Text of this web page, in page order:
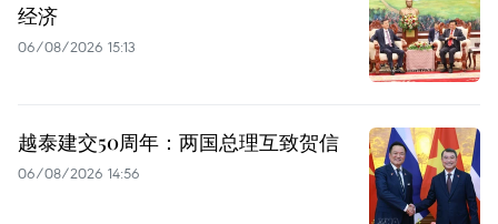
经济
06/08/2026 15:13
越泰建交50周年：两国总理互致贺信
06/08/2026 14:56